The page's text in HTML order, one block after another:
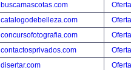
buscamascotas.com
catalogodebelleza.com
concursofotografia.com
contactosprivados.com
disertar.com